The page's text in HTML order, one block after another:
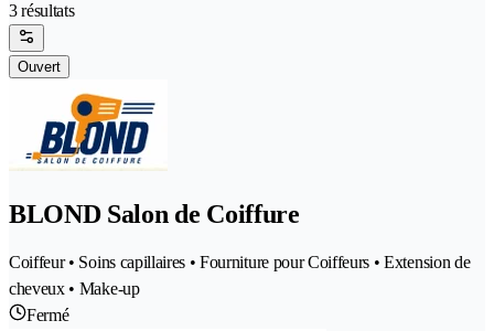
3 résultats
Ouvert
BLOND Salon de Coiffure
Coiffeur • Soins capillaires • Fourniture pour Coiffeurs • Extension de
cheveux • Make-up
Fermé